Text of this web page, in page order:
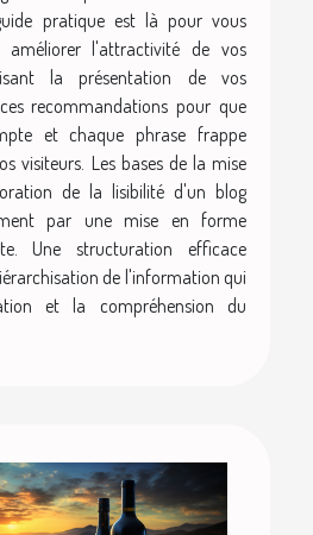
pratique est là pour vous
améliorer l'attractivité de vos
la présentation de vos
recommandations pour que
et chaque phrase frappe
visiteurs. Les bases de la mise
de la lisibilité d'un blog
par une mise en forme
Une structuration efficace
de l'information qui
et la compréhension du